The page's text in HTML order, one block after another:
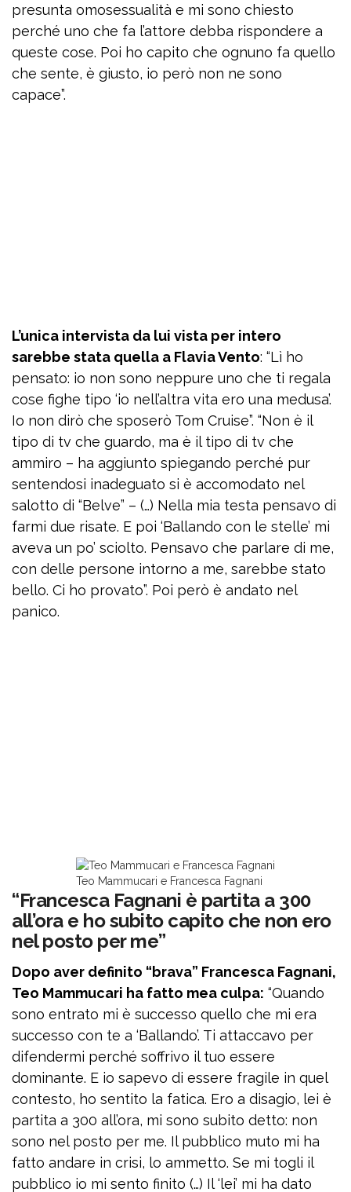
presunta omosessualità e mi sono chiesto
perché uno che fa l’attore debba rispondere a
queste cose. Poi ho capito che ognuno fa quello
che sente, è giusto, io però non ne sono
capace”.
L’unica intervista da lui vista per intero
sarebbe stata quella a Flavia Vento: “Lì ho
pensato: io non sono neppure uno che ti regala
cose fighe tipo ‘io nell’altra vita ero una medusa’.
Io non dirò che sposerò Tom Cruise”. “Non è il
tipo di tv che guardo, ma è il tipo di tv che
ammiro – ha aggiunto spiegando perché pur
sentendosi inadeguato si è accomodato nel
salotto di “Belve” – (…) Nella mia testa pensavo di
farmi due risate. E poi ‘Ballando con le stelle’ mi
aveva un po’ sciolto. Pensavo che parlare di me,
con delle persone intorno a me, sarebbe stato
bello. Ci ho provato”. Poi però è andato nel
panico.
Teo Mammucari e Francesca Fagnani
“Francesca Fagnani è partita a 300
all’ora e ho subito capito che non ero
nel posto per me”
Dopo aver definito “brava” Francesca Fagnani,
Teo Mammucari ha fatto mea culpa: “Quando
sono entrato mi è successo quello che mi era
successo con te a ‘Ballando’. Ti attaccavo per
difendermi perché soffrivo il tuo essere
dominante. E io sapevo di essere fragile in quel
contesto, ho sentito la fatica. Ero a disagio, lei è
partita a 300 all’ora, mi sono subito detto: non
sono nel posto per me. Il pubblico muto mi ha
fatto andare in crisi, lo ammetto. Se mi togli il
pubblico io mi sento finito (…) Il ‘lei’ mi ha dato